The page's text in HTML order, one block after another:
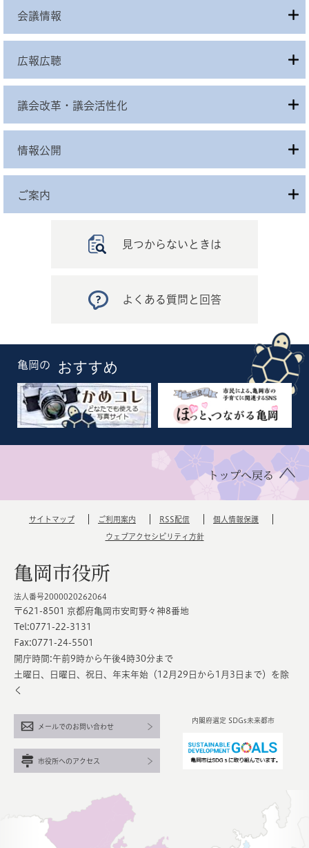
会議情報
広報広聴
議会改革・議会活性化
情報公開
ご案内
見つからないときは
よくある質問と回答
亀岡の おすすめ
トップへ戻る
サイトマップ ご利用案内 RSS配信 個人情報保護
ウェブアクセシビリティ方針
亀岡市役所
法人番号2000020262064
〒621-8501 京都府亀岡市安町野々神8番地
Tel:0771-22-3131
Fax:0771-24-5501
開庁時間:午前9時から午後4時30分まで
土曜日、日曜日、祝日、年末年始（12月29日から1月3日まで）を除
く
内閣府選定 SDGs未来都市
メールでのお問い合わせ
市役所へのアクセス